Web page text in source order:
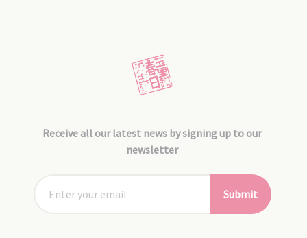
Receive all our latest news by signing up to our
newsletter
Submit